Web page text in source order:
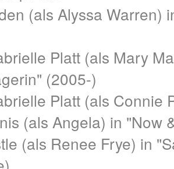
(als Alyssa Warren)
Platt (als Mary
(2005-)
Platt (als Connie
(als Angela) in "Now
(als Renee Frye) in